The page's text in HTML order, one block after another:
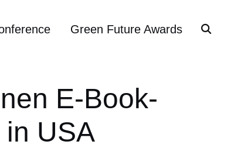
Green Future Awards
E-Book-
USA